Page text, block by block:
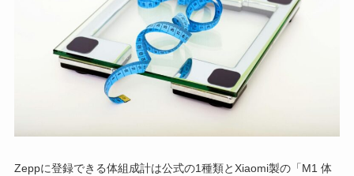
Zeppに登録できる体組成計は公式の1種類とXiaomi製の「M1 体